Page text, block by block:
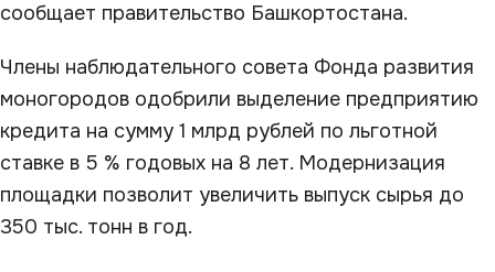
сообщает правительство Башкортостана.
Члены наблюдательного совета Фонда развития
моногородов одобрили выделение предприятию
кредита на сумму 1 млрд рублей по льготной
ставке в 5 % годовых на 8 лет. Модернизация
площадки позволит увеличить выпуск сырья до
350 тыс. тонн в год.